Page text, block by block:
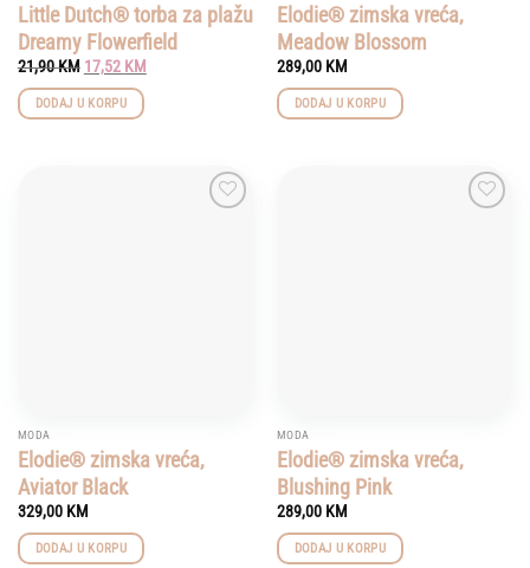
Little Dutch® torba za plažu
Dreamy Flowerfield
21,90KM Original
price
was:
21,90 KM.
17,52 KMCurrent
price
DODAJ U KORPU
Elodie® zimska vreća,
Meadow Blossom
289,00 KM
DODAJ U KORPU
MODA
Elodie® zimska vreća,
Aviator Black
329,00 KM
DODAJ U KORPU
MODA
Elodie® zimska vreća,
Blushing Pink
289,00 KM
DODAJ U KORPU